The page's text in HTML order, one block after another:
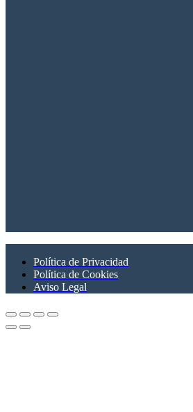
Política de Privacidad
Política de Cookies
Aviso Legal